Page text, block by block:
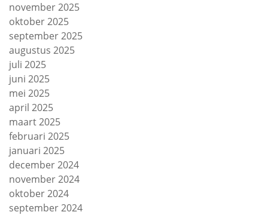
november 2025
oktober 2025
september 2025
augustus 2025
juli 2025
juni 2025
mei 2025
april 2025
maart 2025
februari 2025
januari 2025
december 2024
november 2024
oktober 2024
september 2024